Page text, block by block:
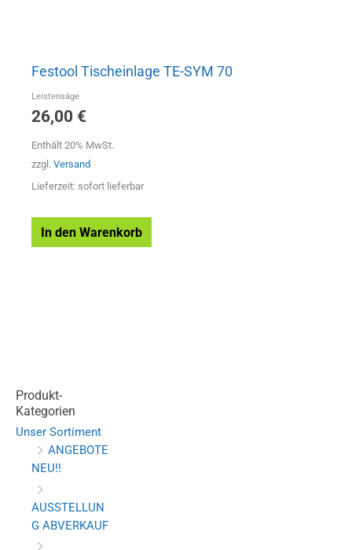
Produkt-
Kategorien
Unser Sortiment
ANGEBOTE
NEU!!
AUSSTELLUN
G ABVERKAUF
Festool Tischeinlage TE-SYM 70
Leistensäge
26,00 €
Enthält 20% MwSt.
zzgl. Versand
Lieferzeit: sofort lieferbar
In den Warenkorb